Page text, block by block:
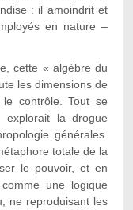
: il amoindrit et
en nature –
cette « algèbre du
les dimensions de
le contrôle. Tout se
explorait la drogue
générales.
totale de la
le pouvoir, et en
une logique
ne reproduisant les